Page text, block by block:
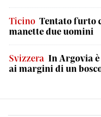
Ticino Tentato furto
manette due uomini
Svizzera In Argovia
ai margini di un